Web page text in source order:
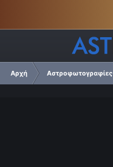
Αρχή Αστροφωτογραφίες